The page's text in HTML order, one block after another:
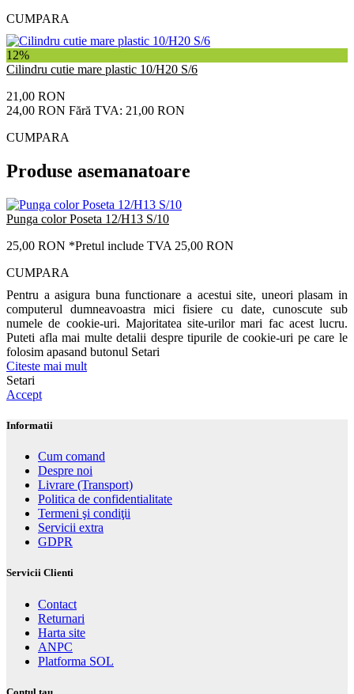
CUMPARA
12%
Cilindru cutie mare plastic 10/H20 S/6
21,00 RON
24,00 RON Fără TVA: 21,00 RON
CUMPARA
Produse asemanatoare
Punga color Poseta 12/H13 S/10
25,00 RON *Pretul include TVA 25,00 RON
CUMPARA
Pentru a asigura buna functionare a acestui site, uneori plasam in
computerul dumneavoastra mici fisiere cu date, cunoscute sub
numele de cookie-uri. Majoritatea site-urilor mari fac acest lucru.
Puteti afla mai multe detalii despre tipurile de cookie-uri pe care le
folosim apasand butonul Setari
Citeste mai mult
Setari
Accept
Informatii
Cum comand
Despre noi
Livrare (Transport)
Politica de confidentialitate
Termeni şi condiţii
Servicii extra
GDPR
Servicii Clienti
Contact
Returnari
Harta site
ANPC
Platforma SOL